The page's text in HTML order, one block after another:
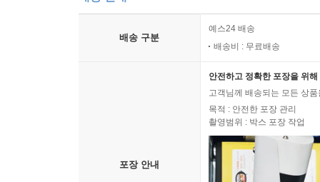
배송 구분
예스24 배송
배송비 : 무료배송
포장 안내
안전하고 정확한 포장을 위
고객님께 배송되는 모든 상
목적 : 안전한 포장 관리
촬영범위 : 박스 포장 작업